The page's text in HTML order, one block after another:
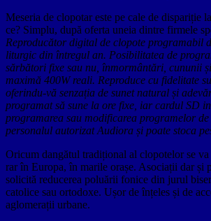
Meseria de clopotar este pe cale de dispariție
ce? Simplu, după oferta uneia dintre firmele
Reproducător digital de clopote programabil
liturgic din întregul an. Posibilitatea de
sărbători fixe sau nu, înmormântări, cununii
maximă 400W reali. Reproduce cu fidelitate
oferindu-vă senzația de sunet natural și
programat să sune la ore fixe, iar cardul SD
programarea sau modificarea programelor
personalul autorizat Audiora și poate stoca
Oricum dangătul tradițional al clopotelor se
rar în Europa, în marile orașe. Asociații dar și
solicită reducerea poluării fonice din jurul
catolice sau ortodoxe. Ușor de înțeles și de
aglomerații urbane.